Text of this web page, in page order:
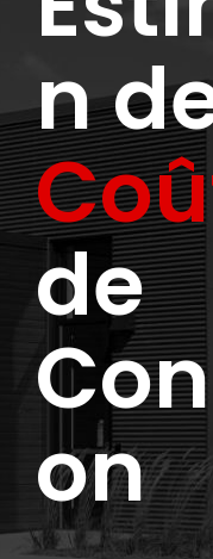
n
de
on